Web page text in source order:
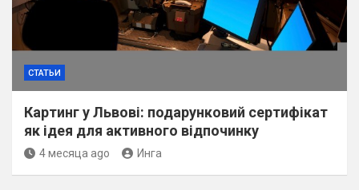
СТАТЬИ
Картинг у Львові: подарунковий сертифікат
як ідея для активного відпочинку
4 месяца ago Инга